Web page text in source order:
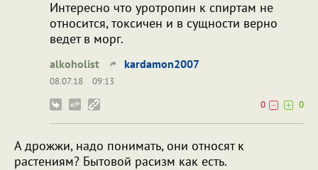
Интересно что уротропин к спиртам не
относится, токсичен и в сущности верно
ведет в морг.
alkoholist kardamon2007
08.07.18
09:13
0
0
А дрожжи, надо понимать, они относят к
растениям? Бытовой расизм как есть.